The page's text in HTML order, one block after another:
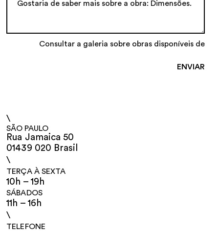
Consultar a galeria sobre obras disponíveis de
\
SÃO PAULO
Rua Jamaica 50
01439 020 Brasil
\
TERÇA À SEXTA
10h – 19h
SÁBADOS
11h – 16h
\
TELEFONE